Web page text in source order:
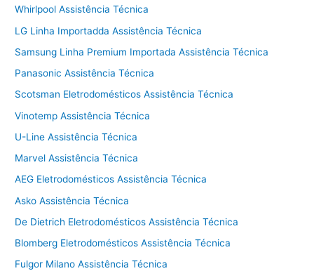
Whirlpool Assistência Técnica
LG Linha Importadda Assistência Técnica
Samsung Linha Premium Importada Assistência Técnica
Panasonic Assistência Técnica
Scotsman Eletrodomésticos Assistência Técnica
Vinotemp Assistência Técnica
U-Line Assistência Técnica
Marvel Assistência Técnica
AEG Eletrodomésticos Assistência Técnica
Asko Assistência Técnica
De Dietrich Eletrodomésticos Assistência Técnica
Blomberg Eletrodomésticos Assistência Técnica
Fulgor Milano Assistência Técnica